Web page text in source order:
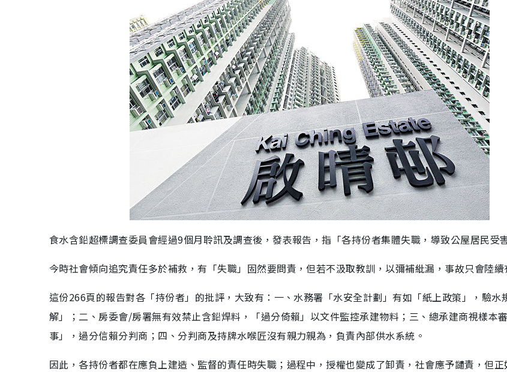
食水含鉛超標調查委員會經過9個月聆訊及調查後，發表報告，指「各持份者集體失職，導致公屋居民受
今時社會傾向追究責任多於補救，有「失職」固然要問責，但若不汲取教訓，以彌補紕漏，事故只會陸續
這份266頁的報告對各「持份者」的批評，大致有：一、水務署「水安全計劃」有如「紙上政策」，驗水
解」；二、房委會/房署無有效禁止含鉛焊料，「過分倚賴」以文件監控承建物料；三、總承建商視樣本
事」，過分信賴分判商；四、分判商及持牌水喉匠沒有親力親為，負責內部供水系統。
因此，各持份者都在應負上建造、監督的責任時失職；過程中，授權也變成了卸責，社會應予譴責，但